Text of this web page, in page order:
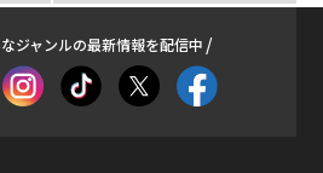
ジャンルの最新情報を配信中